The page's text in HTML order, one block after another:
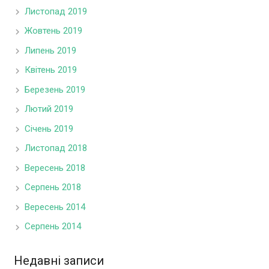
Листопад 2019
Жовтень 2019
Липень 2019
Квітень 2019
Березень 2019
Лютий 2019
Січень 2019
Листопад 2018
Вересень 2018
Серпень 2018
Вересень 2014
Серпень 2014
Недавні записи